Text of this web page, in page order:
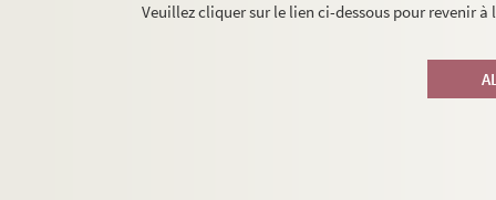
Veuillez cliquer sur le lien ci-dessous pour revenir